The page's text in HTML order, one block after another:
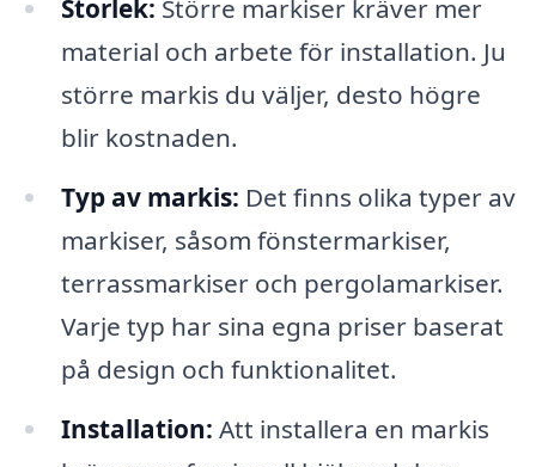
Storlek: Större markiser kräver mer
material och arbete för installation. Ju
större markis du väljer, desto högre
blir kostnaden.
Typ av markis: Det finns olika typer av
markiser, såsom fönstermarkiser,
terrassmarkiser och pergolamarkiser.
Varje typ har sina egna priser baserat
på design och funktionalitet.
Installation: Att installera en markis